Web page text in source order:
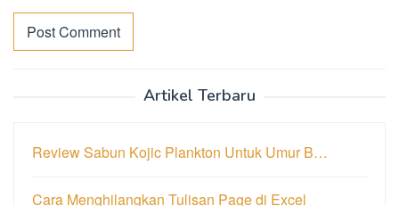
Artikel Terbaru
Review Sabun Kojic Plankton Untuk Umur B…
Cara Menghilangkan Tulisan Page di Excel